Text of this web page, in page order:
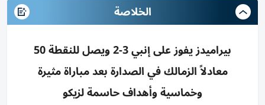
الخلاصة
بيراميدز يفوز على إنبي 3-2 ويصل للنقطة 50
معادلاً الزمالك في الصدارة بعد مباراة مثيرة
وخماسية وأهداف حاسمة لزيكو